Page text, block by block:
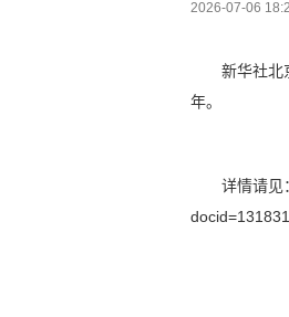
2026-07-06
新华社北
年。
详情请见